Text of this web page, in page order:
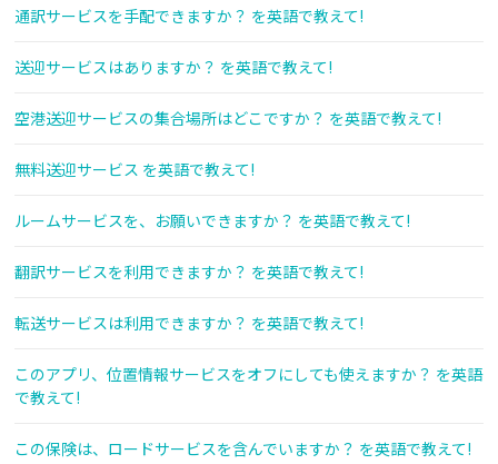
通訳サービスを手配できますか？ を英語で教えて!
送迎サービスはありますか？ を英語で教えて!
空港送迎サービスの集合場所はどこですか？ を英語で教えて!
無料送迎サービス を英語で教えて!
ルームサービスを、お願いできますか？ を英語で教えて!
翻訳サービスを利用できますか？ を英語で教えて!
転送サービスは利用できますか？ を英語で教えて!
このアプリ、位置情報サービスをオフにしても使えますか？ を英語
で教えて!
この保険は、ロードサービスを含んでいますか？ を英語で教えて!